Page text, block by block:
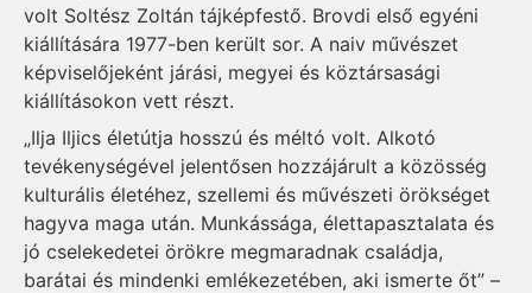
volt Soltész Zoltán tájképfestő. Brovdi első egyéni
kiállítására 1977-ben került sor. A naiv művészet
képviselőjeként járási, megyei és köztársasági
kiállításokon vett részt.
„Ilja Iljics életútja hosszú és méltó volt. Alkotó
tevékenységével jelentősen hozzájárult a közösség
kulturális életéhez, szellemi és művészeti örökséget
hagyva maga után. Munkássága, élettapasztalata és
jó cselekedetei örökre megmaradnak családja,
barátai és mindenki emlékezetében, aki ismerte őt” –